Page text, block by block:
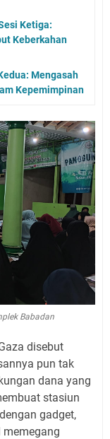
Ketiga:
Keberkahan
Mengasah
Kepemimpinan
Babadan
disebut
pun tak
dana yang
stasiun
gadget,